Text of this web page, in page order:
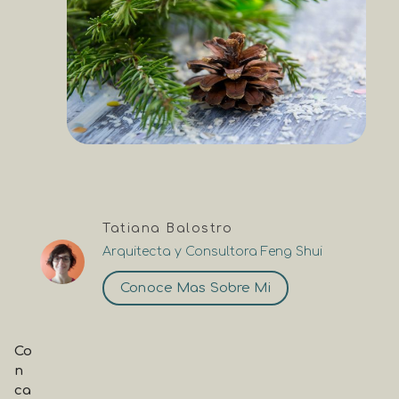
Tatiana Balostro
Arquitecta y Consultora Feng Shui
Conoce Mas Sobre Mi
Co
n
ca